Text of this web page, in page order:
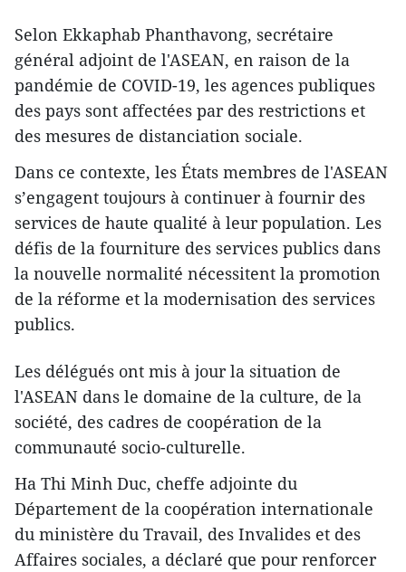
Selon Ekkaphab Phanthavong, secrétaire
général adjoint de l'ASEAN, en raison de la
pandémie de COVID-19, les agences publiques
des pays sont affectées par des restrictions et
des mesures de distanciation sociale.
Dans ce contexte, les États membres de l'ASEAN
s’engagent toujours à continuer à fournir des
services de haute qualité à leur population. Les
défis de la fourniture des services publics dans
la nouvelle normalité nécessitent la promotion
de la réforme et la modernisation des services
publics.
Les délégués ont mis à jour la situation de
l'ASEAN dans le domaine de la culture, de la
société, des cadres de coopération de la
communauté socio-culturelle.
Ha Thi Minh Duc, cheffe adjointe du
Département de la coopération internationale
du ministère du Travail, des Invalides et des
Affaires sociales, a déclaré que pour renforcer